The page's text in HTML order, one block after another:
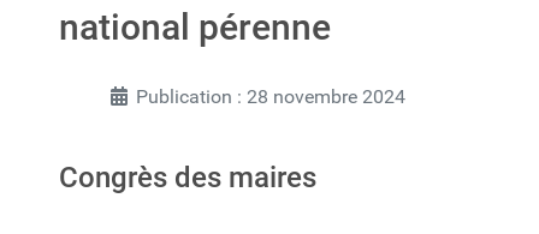
national pérenne
Publication : 28 novembre 2024
Congrès des maires